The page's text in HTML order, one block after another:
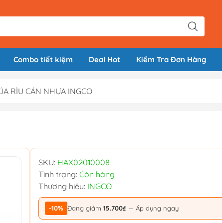
Combo tiết kiệm Deal Hot Kiểm Tra Đơn Hàng
RÌU CÁN NHỰA INGCO
SKU: HAX02010008
Tình trạng: Còn hàng
Thương hiệu: INGCO
-10% Đang giảm 15.700₫ — Áp dụng ngay